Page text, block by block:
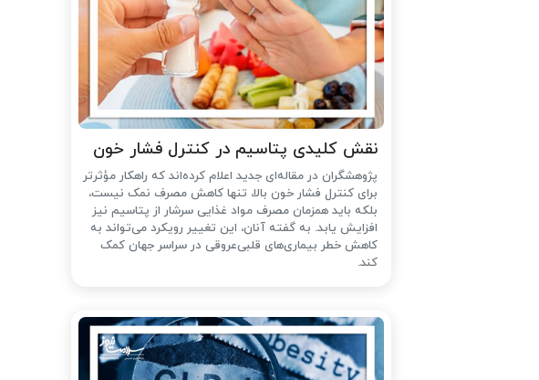
نقش کلیدی پتاسیم در کنترل فشار خون
پژوهشگران در مقاله‌ای جدید اعلام کرده‌اند که راهکار مؤثرتر
برای کنترل فشار خون بالا، تنها کاهش مصرف نمک نیست،
بلکه باید همزمان مصرف مواد غذایی سرشار از پتاسیم نیز
افزایش یابد. به گفته آنان، این تغییر رویکرد می‌تواند به
کاهش خطر بیماری‌های قلبی‌عروقی در سراسر جهان کمک
کند.